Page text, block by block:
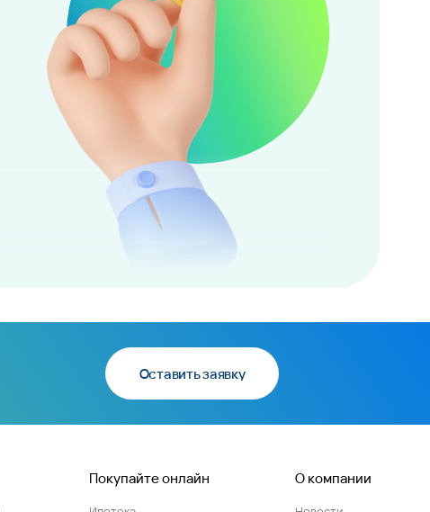
Оставить заявку
Покупайте онлайн О компании